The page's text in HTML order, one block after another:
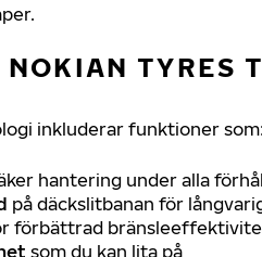
NOKIAN TYRES
inkluderar funktioner
hantering under alla
på däckslitbanan för
förbättrad
som du kan lita på